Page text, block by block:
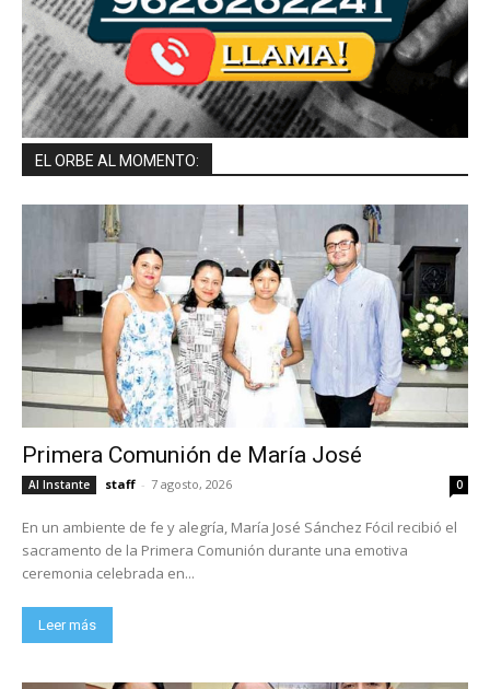
EL ORBE AL MOMENTO:
Primera Comunión de María José
Al Instante staff - 7 agosto, 2026 0
En un ambiente de fe y alegría, María José Sánchez Fócil recibió el
sacramento de la Primera Comunión durante una emotiva
ceremonia celebrada en...
Leer más